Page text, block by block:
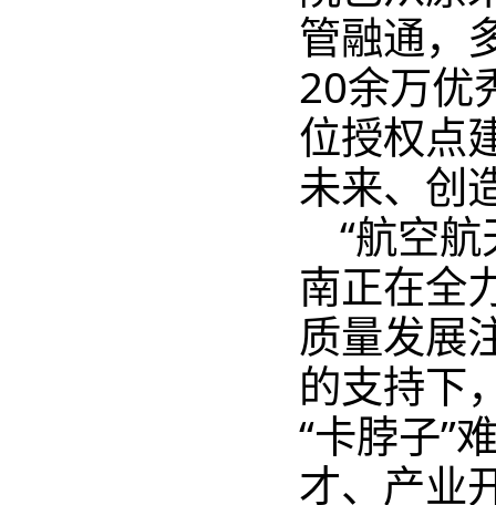
管融通，
20余万优
位授权点
未来、创
“航空
南正在全
质量发展
的支持下
“卡脖子”
才、产业